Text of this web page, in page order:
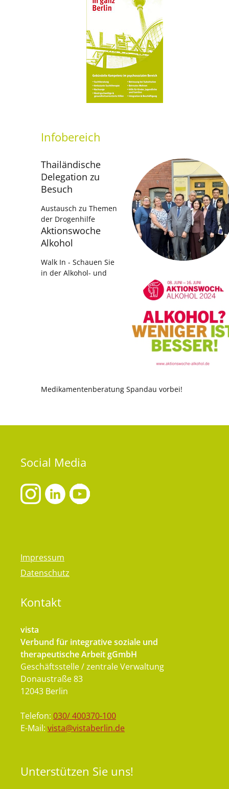
Infobereich
Thailändische
Delegation zu
Besuch
Austausch zu Themen
der Drogenhilfe
Aktionswoche
Alkohol
Walk In - Schauen Sie
in der Alkohol- und
Medikamentenberatung Spandau vorbei!
Social Media
Impressum
Datenschutz
Kontakt
vista
Verbund für integrative soziale und
therapeutische Arbeit gGmbH
Geschäftsstelle / zentrale Verwaltung
Donaustraße 83
12043 Berlin
Telefon: 030/ 400370-100
E-Mail: vista@vistaberlin.de
Unterstützen Sie uns!